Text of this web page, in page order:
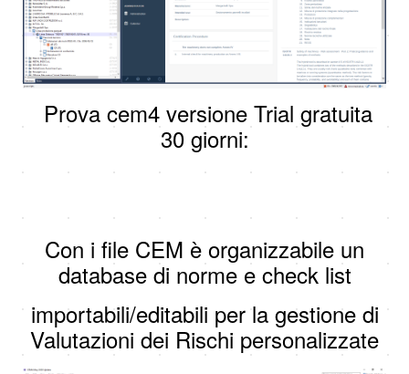
Prova cem4 versione Trial gratuita
30 giorni:
Con i file CEM è organizzabile un
database di norme e check list
importabili/editabili per la gestione di
Valutazioni dei Rischi personalizzate